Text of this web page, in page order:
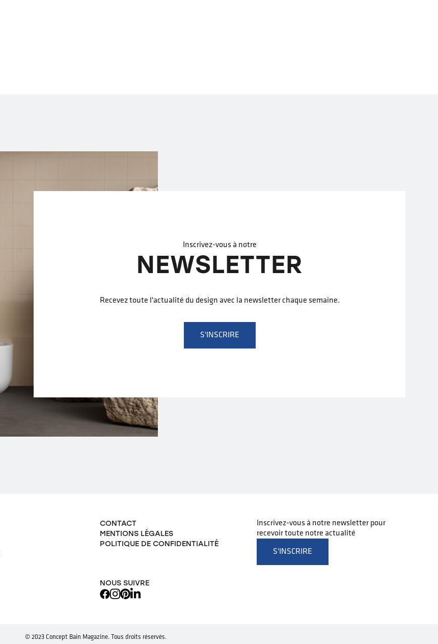
Inscrivez-vous à notre
NEWSLETTER
Recevez toute l'actualité du design avec la newsletter chaque semaine.
S'INSCRIRE
CONTACT
MENTIONS LÉGALES
POLITIQUE DE CONFIDENTIALITÉ
NOUS SUIVRE
Inscrivez-vous à notre newsletter pour
recevoir toute notre actualité
S'INSCRIRE
© 2023 Concept Bain Magazine. Tous droits réservés.